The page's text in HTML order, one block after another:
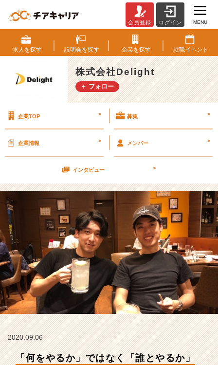
を
や
る
か」
で
は
と
か」
【株
会
D
e
l
i
g
h
t
タ
イ
ム
会員登録 ログイン MENU
求人を探す 説明会を探す 企業を探す 就職イベント
株式会社Delight
＋ フォロー
企業TOP > 募集 >
企業情報 > メンバー >
インタビュー >
2020.09.06
「何をやるか」ではなく「誰とやるか」